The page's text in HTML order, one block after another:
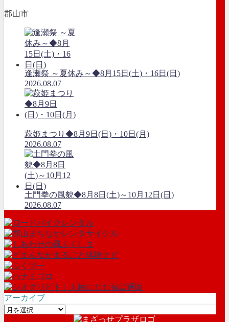
郡山市
逢瀬祭 ～夏休み～◆8月15日(土)・16日(日)
2026.08.07
萩姫まつり◆8月9日(日)・10日(月)
2026.08.07
土門拳の風貌◆8月8日(土)～10月12日(日)
2026.08.07
アーカイブ
ア